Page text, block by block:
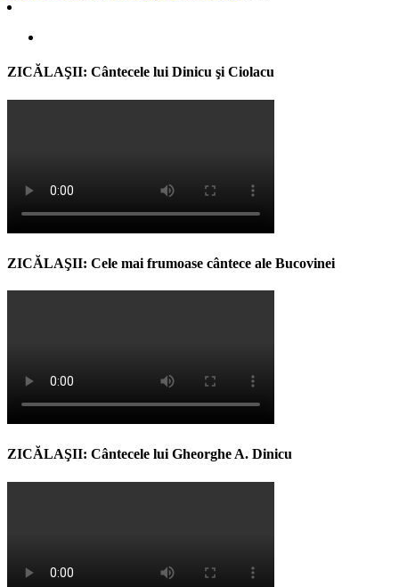
ZICĂLAŞII: Cântecele lui Dinicu şi Ciolacu
ZICĂLAŞII: Cele mai frumoase cântece ale Bucovinei
ZICĂLAŞII: Cântecele lui Gheorghe A. Dinicu